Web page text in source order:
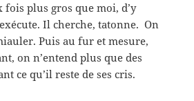
plus gros que moi, d’y
Il cherche, tatonne. On
Puis au fur et mesure,
on n’entend plus que des
ce qu’il reste de ses cris.